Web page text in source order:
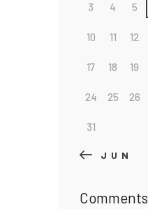
3 4 5
10 11 12
17 18 19
24 25 26
31
« JUN
Comments